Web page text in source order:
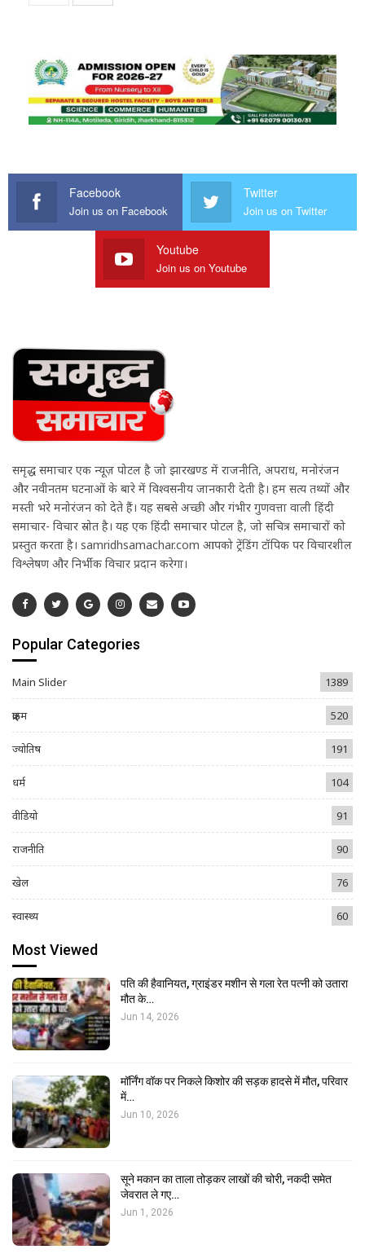
Facebook
Join us on Facebook
Twitter
Join us on Twitter
Youtube
Join us on Youtube
समृद्ध समाचार एक न्यूज़ पोर्टल है जो झारखण्ड में राजनीति, अपराध, मनोरंजन
और नवीनतम घटनाओं के बारे में विश्वसनीय जानकारी देती है। हम सत्य तथ्यों और
मस्ती भरे मनोरंजन को देते हैं। यह सबसे अच्छी और गंभीर गुणवत्ता वाली हिंदी
समाचार- विचार स्रोत है। यह एक हिंदी समाचार पोर्टल है, जो सचित्र समाचारों को
प्रस्तुत करता है। samridhsamachar.com आपको ट्रेंडिंग टॉपिक पर विचारशील
विश्लेषण और निर्भीक विचार प्रदान करेगा।
Popular Categories
Main Slider 1389
क्राइम 520
ज्योतिष 191
धर्म 104
वीडियो 91
राजनीति 90
खेल 76
स्वास्थ्य 60
Most Viewed
पति की हैवानियत, ग्राइंडर मशीन से गला रेत पत्नी को उतारा
मौत के…
Jun 14, 2026
मॉर्निंग वॉक पर निकले किशोर की सड़क हादसे में मौत, परिवार
में…
Jun 10, 2026
सूने मकान का ताला तोड़कर लाखों की चोरी, नकदी समेत
जेवरात ले गए…
Jun 1, 2026